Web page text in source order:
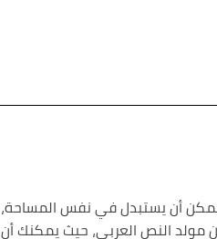
أن يستبدل في نفس المساحة،
مولد النص العربى، حيث يمكنك أن